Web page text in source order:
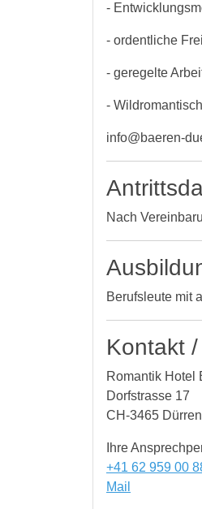
-
- ordentliche
- geregelte
-
info@baeren-
Nach
Berufsleute mit
Kontakt
Romantik Hotel
Dorfstrasse 17
CH-3465
Ihre
+41 62 959 00
Mail